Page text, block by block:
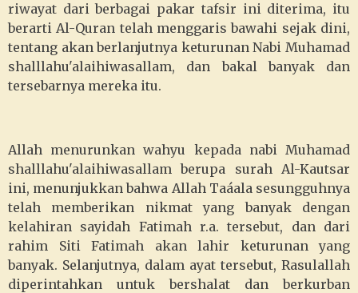
riwayat dari berbagai pakar tafsir ini diterima, itu
berarti Al-Quran telah menggaris bawahi sejak dini,
tentang akan berlanjutnya keturunan Nabi Muhamad
shalllahu'alaihiwasallam, dan bakal banyak dan
tersebarnya mereka itu.
Allah menurunkan wahyu kepada nabi Muhamad
shalllahu'alaihiwasallam berupa surah Al-Kautsar
ini, menunjukkan bahwa Allah Taáala sesungguhnya
telah memberikan nikmat yang banyak dengan
kelahiran sayidah Fatimah r.a. tersebut, dan dari
rahim Siti Fatimah akan lahir keturunan yang
banyak. Selanjutnya, dalam ayat tersebut, Rasulallah
diperintahkan untuk bershalat dan berkurban